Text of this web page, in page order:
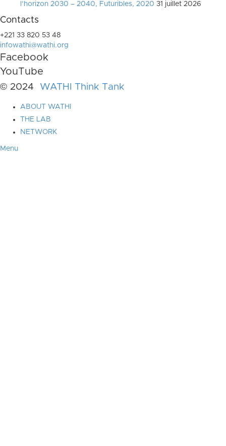
l’horizon 2030 – 2040, Futuribles, 2020 31 juillet 2026
Contacts
+221 33 820 53 48
infowathi@wathi.org
Facebook
YouTube
© 2024 WATHI Think Tank
ABOUT WATHI
THE LAB
NETWORK
Menu